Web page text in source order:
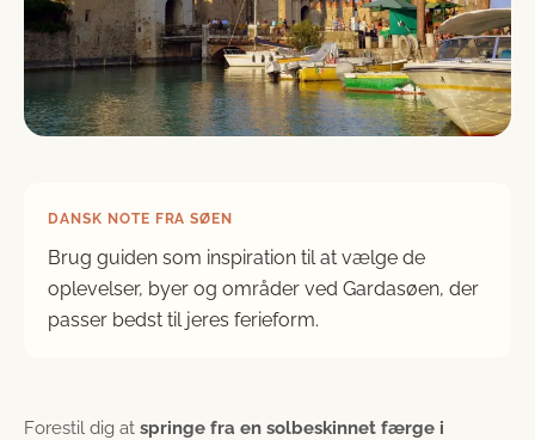
DANSK NOTE FRA SØEN
Brug guiden som inspiration til at vælge de
oplevelser, byer og områder ved Gardasøen, der
passer bedst til jeres ferieform.
Forestil dig at springe fra en solbeskinnet færge i